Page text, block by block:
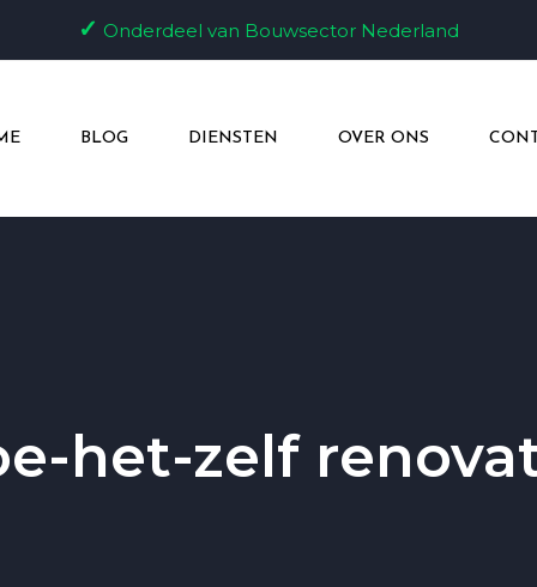
✓ Onderdeel van Bouwsector Nederland
BLOG DIENSTEN OVER ONS
het-zelf